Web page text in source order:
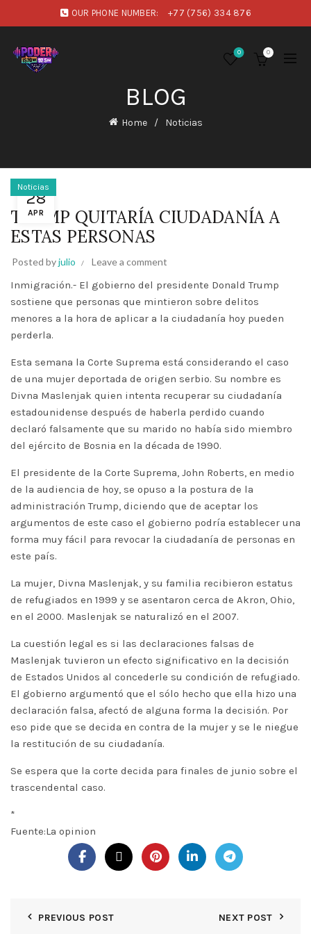
OUR PHONE NUMBER: +77 (756) 334 876
0 0
BLOG
Home Noticias
28
APR
Noticias
TRUMP QUITARÍA CIUDADANÍA A
ESTAS PERSONAS
Posted byjulio Leave a comment
Inmigración.- El gobierno del presidente Donald Trump
sostiene que personas que mintieron sobre delitos
menores a la hora de aplicar a la ciudadanía hoy pueden
perderla.
Esta semana la Corte Suprema está considerando el caso
de una mujer deportada de origen serbio. Su nombre es
Divna Maslenjak quien intenta recuperar su ciudadanía
estadounidense después de haberla perdido cuando
declaró falsamente que su marido no había sido miembro
del ejército de Bosnia en la década de 1990.
El presidente de la Corte Suprema, John Roberts, en medio
de la audiencia de hoy, se opuso a la postura de la
administración Trump, diciendo que de aceptar los
argumentos de este caso el gobierno podría establecer una
forma muy fácil para revocar la ciudadanía de personas en
este país.
La mujer, Divna Maslenjak, y su familia recibieron estatus
de refugiados en 1999 y se asentaron cerca de Akron, Ohio,
en el 2000. Maslenjak se naturalizó en el 2007.
La cuestión legal es si las declaraciones falsas de
Maslenjak tuvieron un efecto significativo en la decisión
de Estados Unidos al concederle su condición de refugiado.
El gobierno argumentó que el sólo hecho que ella hizo una
declaración falsa, afectó de alguna forma la decisión. Por
eso pide que se decida en contra de la mujer y se le niegue
la restitución de su ciudadanía.
Se espera que la corte decida para finales de junio sobre el
trascendental caso.
*
Fuente:La opinion
PREVIOUS POST NEXT POST